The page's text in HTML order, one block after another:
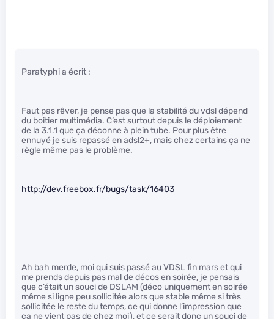
Paratyphi a écrit :
Faut pas rêver, je pense pas que la stabilité du vdsl dépend
du boitier multimédia. C’est surtout depuis le déploiement
de la 3.1.1 que ça déconne à plein tube. Pour plus être
ennuyé je suis repassé en adsl2+, mais chez certains ça ne
règle même pas le problème.
http://dev.freebox.fr/bugs/task/16403
Ah bah merde, moi qui suis passé au VDSL fin mars et qui
me prends depuis pas mal de décos en soirée, je pensais
que c’était un souci de DSLAM (déco uniquement en soirée
même si ligne peu sollicitée alors que stable même si très
sollicitée le reste du temps, ce qui donne l’impression que
ça ne vient pas de chez moi), et ce serait donc un souci de